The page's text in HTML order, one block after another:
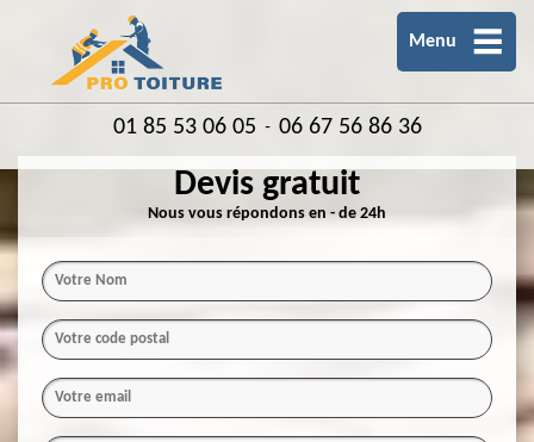
Menu
01 85 53 06 05 - 06 67 56 86 36
Devis gratuit
Nous vous répondons en - de 24h